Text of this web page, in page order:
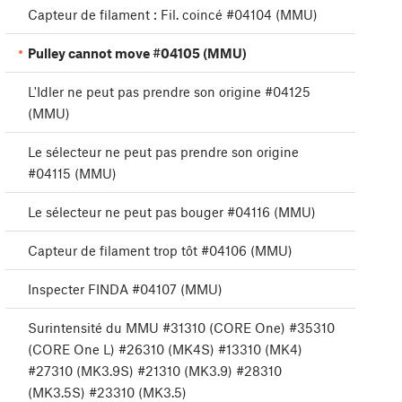
Capteur de filament : Fil. coincé #04104 (MMU)
Pulley cannot move #04105 (MMU)
L'Idler ne peut pas prendre son origine #04125
(MMU)
Le sélecteur ne peut pas prendre son origine
#04115 (MMU)
Le sélecteur ne peut pas bouger #04116 (MMU)
Capteur de filament trop tôt #04106 (MMU)
Inspecter FINDA #04107 (MMU)
Surintensité du MMU #31310 (CORE One) #35310
(CORE One L) #26310 (MK4S) #13310 (MK4)
#27310 (MK3.9S) #21310 (MK3.9) #28310
(MK3.5S) #23310 (MK3.5)